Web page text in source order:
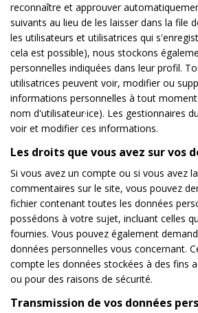
reconnaître et approuver
suivants au lieu de les laisser dans la file
les utilisateurs et utilisatrices qui
cela est possible), nous stockons
personnelles indiquées dans leur profil.
utilisatrices peuvent voir, modifier ou
informations personnelles à tout
nom d'utilisateur·ice). Les gestionnaires
voir et modifier ces informations.
Les droits que vous avez sur vos
Si vous avez un compte ou si vous avez
commentaires sur le site, vous pouvez
fichier contenant toutes les données
possédons à votre sujet, incluant celles
fournies. Vous pouvez également
données personnelles vous concernant.
compte les données stockées à des fins
ou pour des raisons de sécurité.
Transmission de vos données